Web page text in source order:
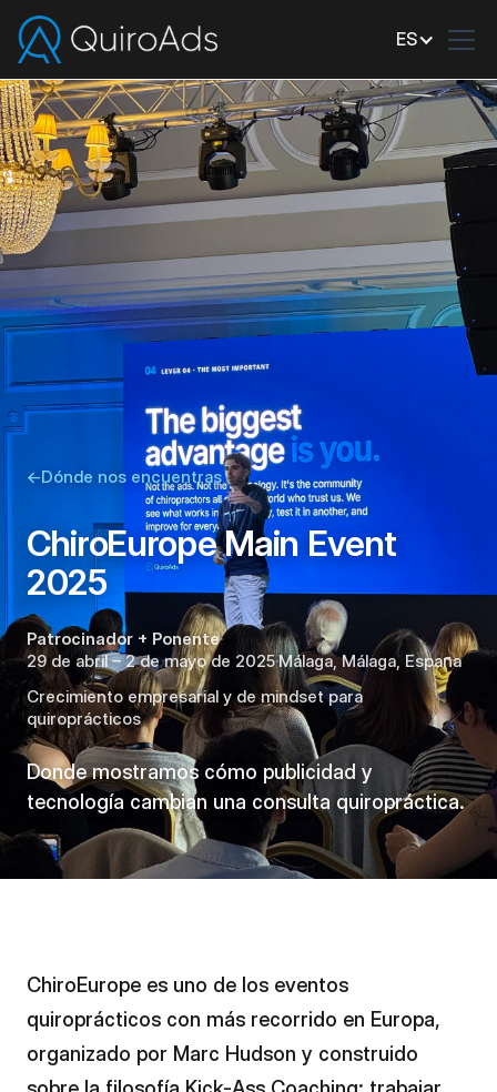
ES
←Dónde nos encuentras
ChiroEurope Main Event
2025
Patrocinador + Ponente·
29 de abril – 2 de mayo de 2025·Málaga,Málaga, España
Crecimiento empresarial y de mindset para
quiroprácticos
Donde mostramos cómo publicidad y
tecnología cambian una consulta quiropráctica.
ChiroEurope es uno de los eventos
quiroprácticos con más recorrido en Europa,
organizado por Marc Hudson y construido